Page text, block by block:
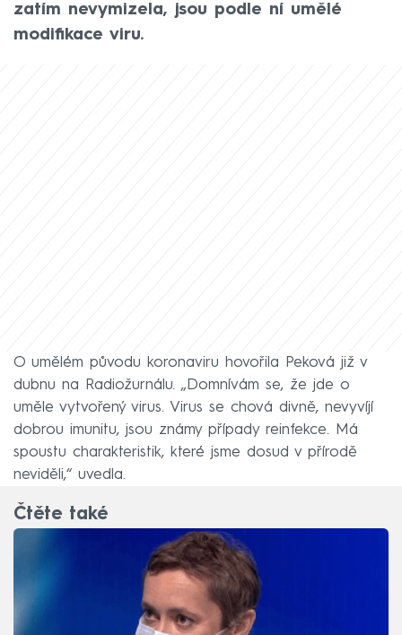
zatím nevymizela, jsou podle ní umělé
modifikace viru.
O umělém původu koronaviru hovořila Peková již v
dubnu na Radiožurnálu. „Domnívám se, že jde o
uměle vytvořený virus. Virus se chová divně, nevyvíjí
dobrou imunitu, jsou známy případy reinfekce. Má
spoustu charakteristik, které jsme dosud v přírodě
neviděli,“ uvedla.
Čtěte také